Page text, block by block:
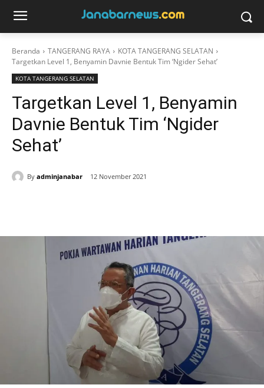
Beranda TANGERANG RAYA
KOTA TANGERANG SELATAN
Targetkan Level 1, Benyamin Davnie Bentuk Tim ‘Ngider Sehat’
KOTA TANGERANG SELATAN
Targetkan Level 1, Benyamin
Davnie Bentuk Tim ‘Ngider
Sehat’
By adminjanabar 12 November 2021